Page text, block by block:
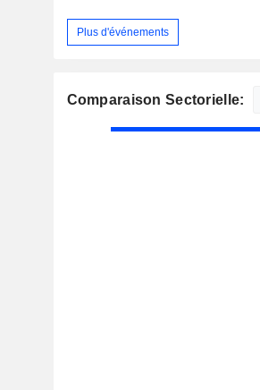
Plus d'événements
Comparaison Sectorielle: